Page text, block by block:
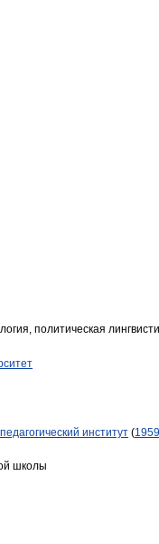
политическая
институт (1959
школы